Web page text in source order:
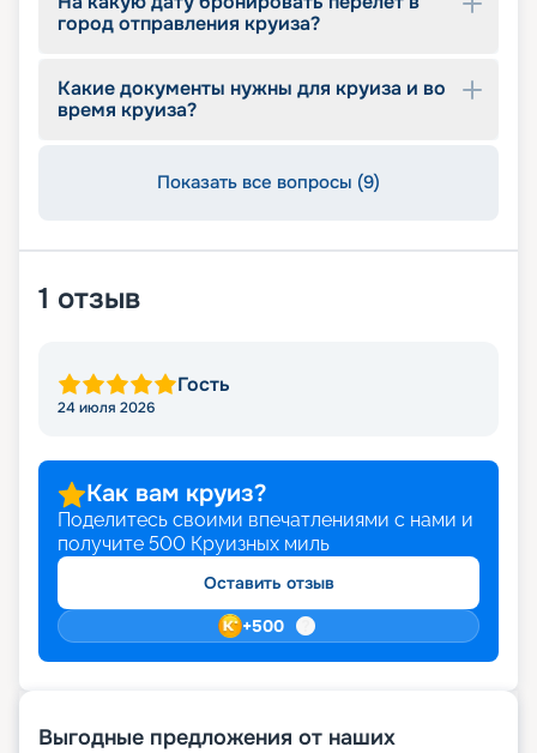
город отправления круиза?
Какие документы нужны для круиза и во
время круиза?
Показать все вопросы (9)
1 отзыв
Гость
24 июля 2026
Как вам круиз?
Поделитесь своими впечатлениями с нами и
получите 500 Круизных миль
Оставить отзыв
+500
Выгодные предложения от наших